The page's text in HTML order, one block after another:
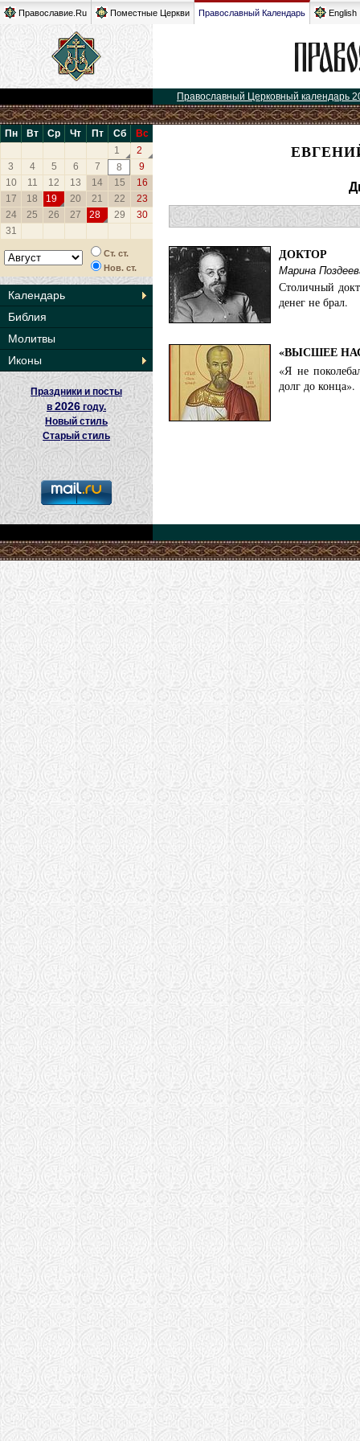
Православие.Ru Поместные Церкви Православный Календарь English
Православный Церковный календарь
Пн Вт Ср Чт Пт Сб
Вс
1
2
3
4 5 6 7 8
9
10
11 12 13 14 15
16
17
18 19 20 21 22
23
24
25 26 27 28 29
30
31
Ст. ст.
Нов. ст.
Календарь
Библия
Молитвы
Иконы
Праздники и посты
в2026 году.
Новый стиль
Старый стиль
ДОКТОР
Марина
Столичный
денег не брал.
«ВЫСШЕЕ
«Я не
долг до конца».